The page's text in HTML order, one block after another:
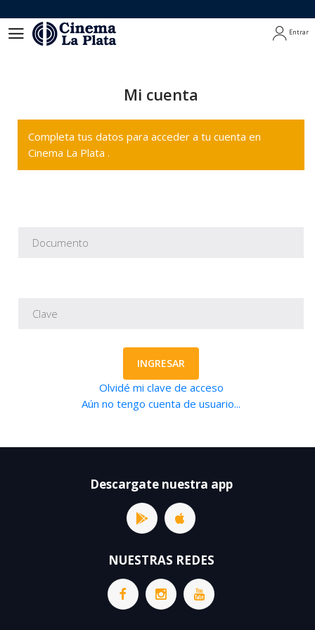
Entrar
Mi cuenta
Completa tus datos para acceder a tu cuenta en
Cinema La Plata .
INGRESAR
Olvidé mi clave de acceso
Aún no tengo cuenta de usuario...
Descargate nuestra app
NUESTRAS REDES